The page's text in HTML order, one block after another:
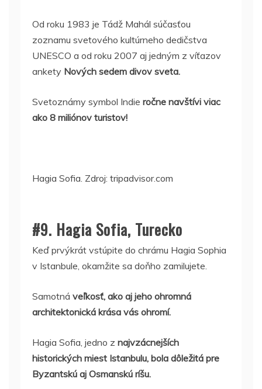
Od roku 1983 je Tádž Mahál súčasťou
zoznamu svetového kultúrneho dedičstva
UNESCO a od roku 2007 aj jedným z víťazov
ankety Nových sedem divov sveta.
Svetoznámy symbol Indie ročne navštívi viac
ako 8 miliónov turistov!
Hagia Sofia. Zdroj: tripadvisor.com
#9. Hagia Sofia, Turecko
Keď prvýkrát vstúpite do chrámu Hagia Sophia
v Istanbule, okamžite sa doňho zamilujete.
Samotná veľkosť, ako aj jeho ohromná
architektonická krása vás ohromí.
Hagia Sofia, jedno z najvzácnejších
historických miest Istanbulu, bola dôležitá pre
Byzantskú aj Osmanskú ríšu.